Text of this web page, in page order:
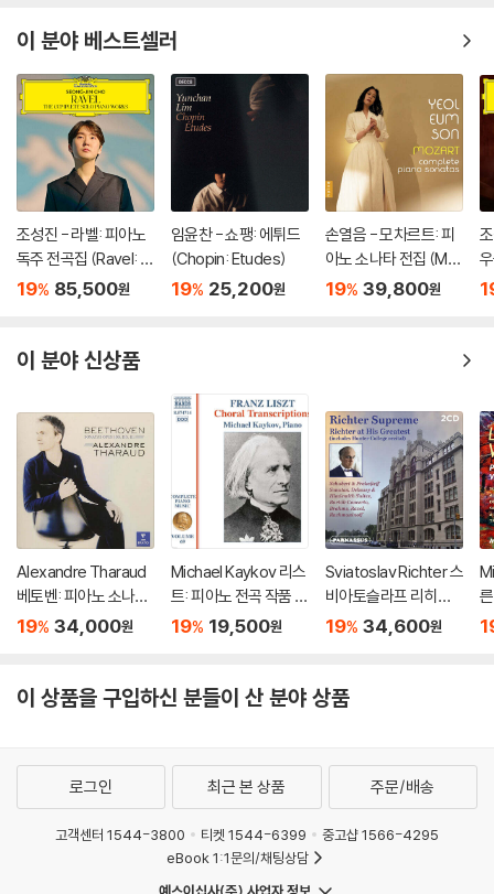
이 분야 베스트셀러
조성진 - 라벨: 피아노
독주 전곡집 (Ravel: T
he Complete Solo Pi
19% 85,500원
임윤찬 - 쇼팽: 에튀드
(Chopin: Etudes)
19% 25,200원
손열음 - 모차르트: 피
아노 소나타 전집 (Mo
zart: Complete Pian
19% 39,800원
r
이 분야 신상품
Alexandre Tharaud
베토벤: 피아노 소나타
30, 31, 32번 (Beetho
HQCD]
19% 34,000원
Michael Kaykov 리스
트: 피아노 전곡 작품 6
9집 (Liszt: Complet
19% 19,500원
Sviatoslav Richter 스
비아토슬라프 리히테
르 라이브 레코딩 모음
atest)
19% 34,600원
이 상품을 구입하신 분들이 산 분야 상품
로그인 최근 본 상품 주문/배송
고객센터 1544-3800 티켓 1544-6399
중고샵 1566-4295
eBook 1:1문의/채팅상담